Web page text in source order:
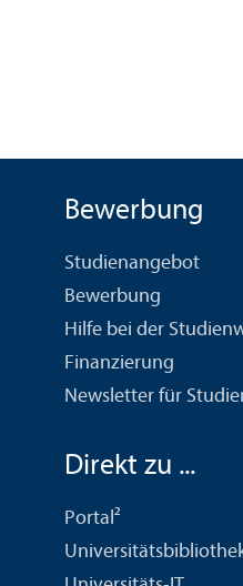
Bewerbung
Studien­angebot
Bewerbung
Hilfe bei der
Finanzierung
Newsletter für
Direkt zu ...
Portal²